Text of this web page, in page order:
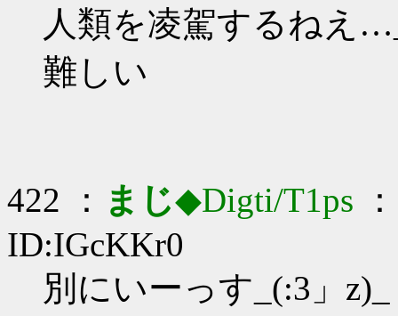
人類を凌駕するねえ
難しい
422 ： まじ◆Digti/T1ps
ID:IGcKKr0
別にいーっす_(:3」z)_